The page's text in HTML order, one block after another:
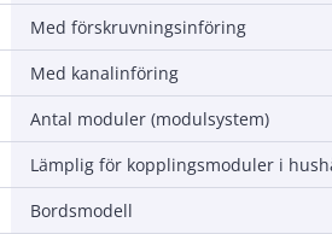
Med förskruvningsinföring
Med kanalinföring
Antal moduler (modulsystem)
Bordsmodell